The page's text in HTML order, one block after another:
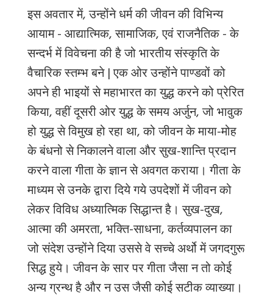
इसअवतारमें,उन्होंनेधर्मकीजीवनकीविभिन्य
आयाम-आद्यात्मिक,सामाजिक,एवंराजनैतिक-के
सन्दर्भमेंविवेचनाकीहैजोभारतीयसंस्कृतिके
वैचारिकस्तम्भबने|एकओरउन्होंनेपाण्डवोंको
अपनेहीभाइयोंसेमहाभारतकायुद्धकरनेकोप्रेरित
किया,वहींदूसरीओरयुद्धकेसमयअर्जुन,जोभावुक
होयुद्धसेविमुखहोरहाथा,कोजीवनकेमाया-मोह
केबंधनोसेनिकालनेवालाऔरसुख-शान्तिप्रदान
करनेवालागीताकेज्ञानसेअवगतकराया। गीताके
माध्यमसेउनकेद्वारादियेगयेउपदेशोंमेंजीवनको
लेकरविविधअध्यात्मिकसिद्धान्तहै। सुख-दुख,
आत्माकीअमरता,भक्ति-साधना,कर्तव्यपालनका
जोसंदेशउन्होंनेदियाउससेवेसच्चेअर्थोमेंजगदगुरू
सिद्धहुये। जीवनकेसारपरगीताजैसानतोकोई
अन्यग्रन्थहैऔरनउसजैसीकोईसटीकव्याख्या।